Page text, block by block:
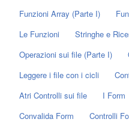
Funzioni Array (Parte I)
Le Funzioni
Stringhe e
Operazioni sui file (Parte I)
Leggere i file con i cicli
Atri Controlli sui file
I Form
Convalida Form
Controlli